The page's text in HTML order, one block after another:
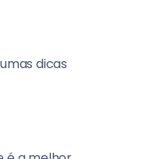
dicas